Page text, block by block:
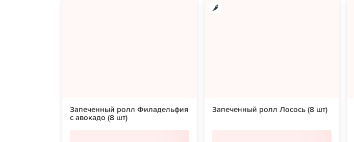
Запеченный ролл Филадельфия
с авокадо (8 шт)
Запеченный ролл Лосось (8 шт)